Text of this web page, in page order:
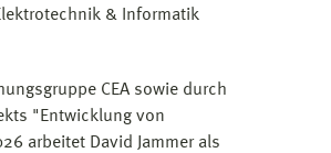
& Informatik
CEA sowie durch
"Entwicklung von
arbeitet David Jammer als